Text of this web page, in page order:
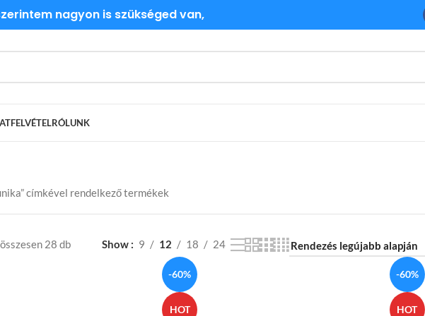
nagyon is szükséged van,
RÓLUNK
címkével rendelkező termékek
28 db Show 9 12 18 24
-60%
HOT
-60%
HOT